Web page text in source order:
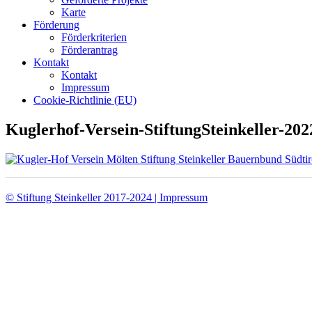
Karte
Förderung
Förderkriterien
Förderantrag
Kontakt
Kontakt
Impressum
Cookie-Richtlinie (EU)
Kuglerhof-Versein-StiftungSteinkeller-
© Stiftung Steinkeller 2017-2024 | Impressum